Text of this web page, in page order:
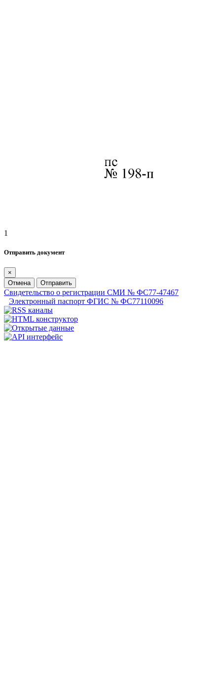
1
Отправить документ
×
Отмена
Отправить
Свидетельство о регистрации СМИ № ФС77-47467
Электронный паспорт ФГИС № ФС77110096